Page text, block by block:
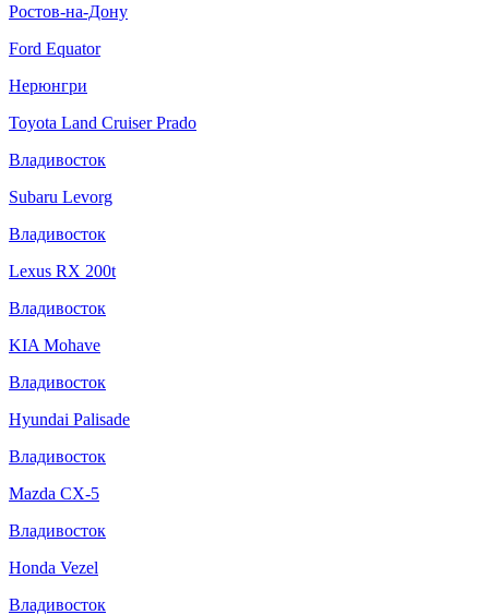
Ростов-на-Дону
Ford Equator
Нерюнгри
Toyota Land Cruiser Prado
Владивосток
Subaru Levorg
Владивосток
Lexus RX 200t
Владивосток
KIA Mohave
Владивосток
Hyundai Palisade
Владивосток
Mazda CX-5
Владивосток
Honda Vezel
Владивосток